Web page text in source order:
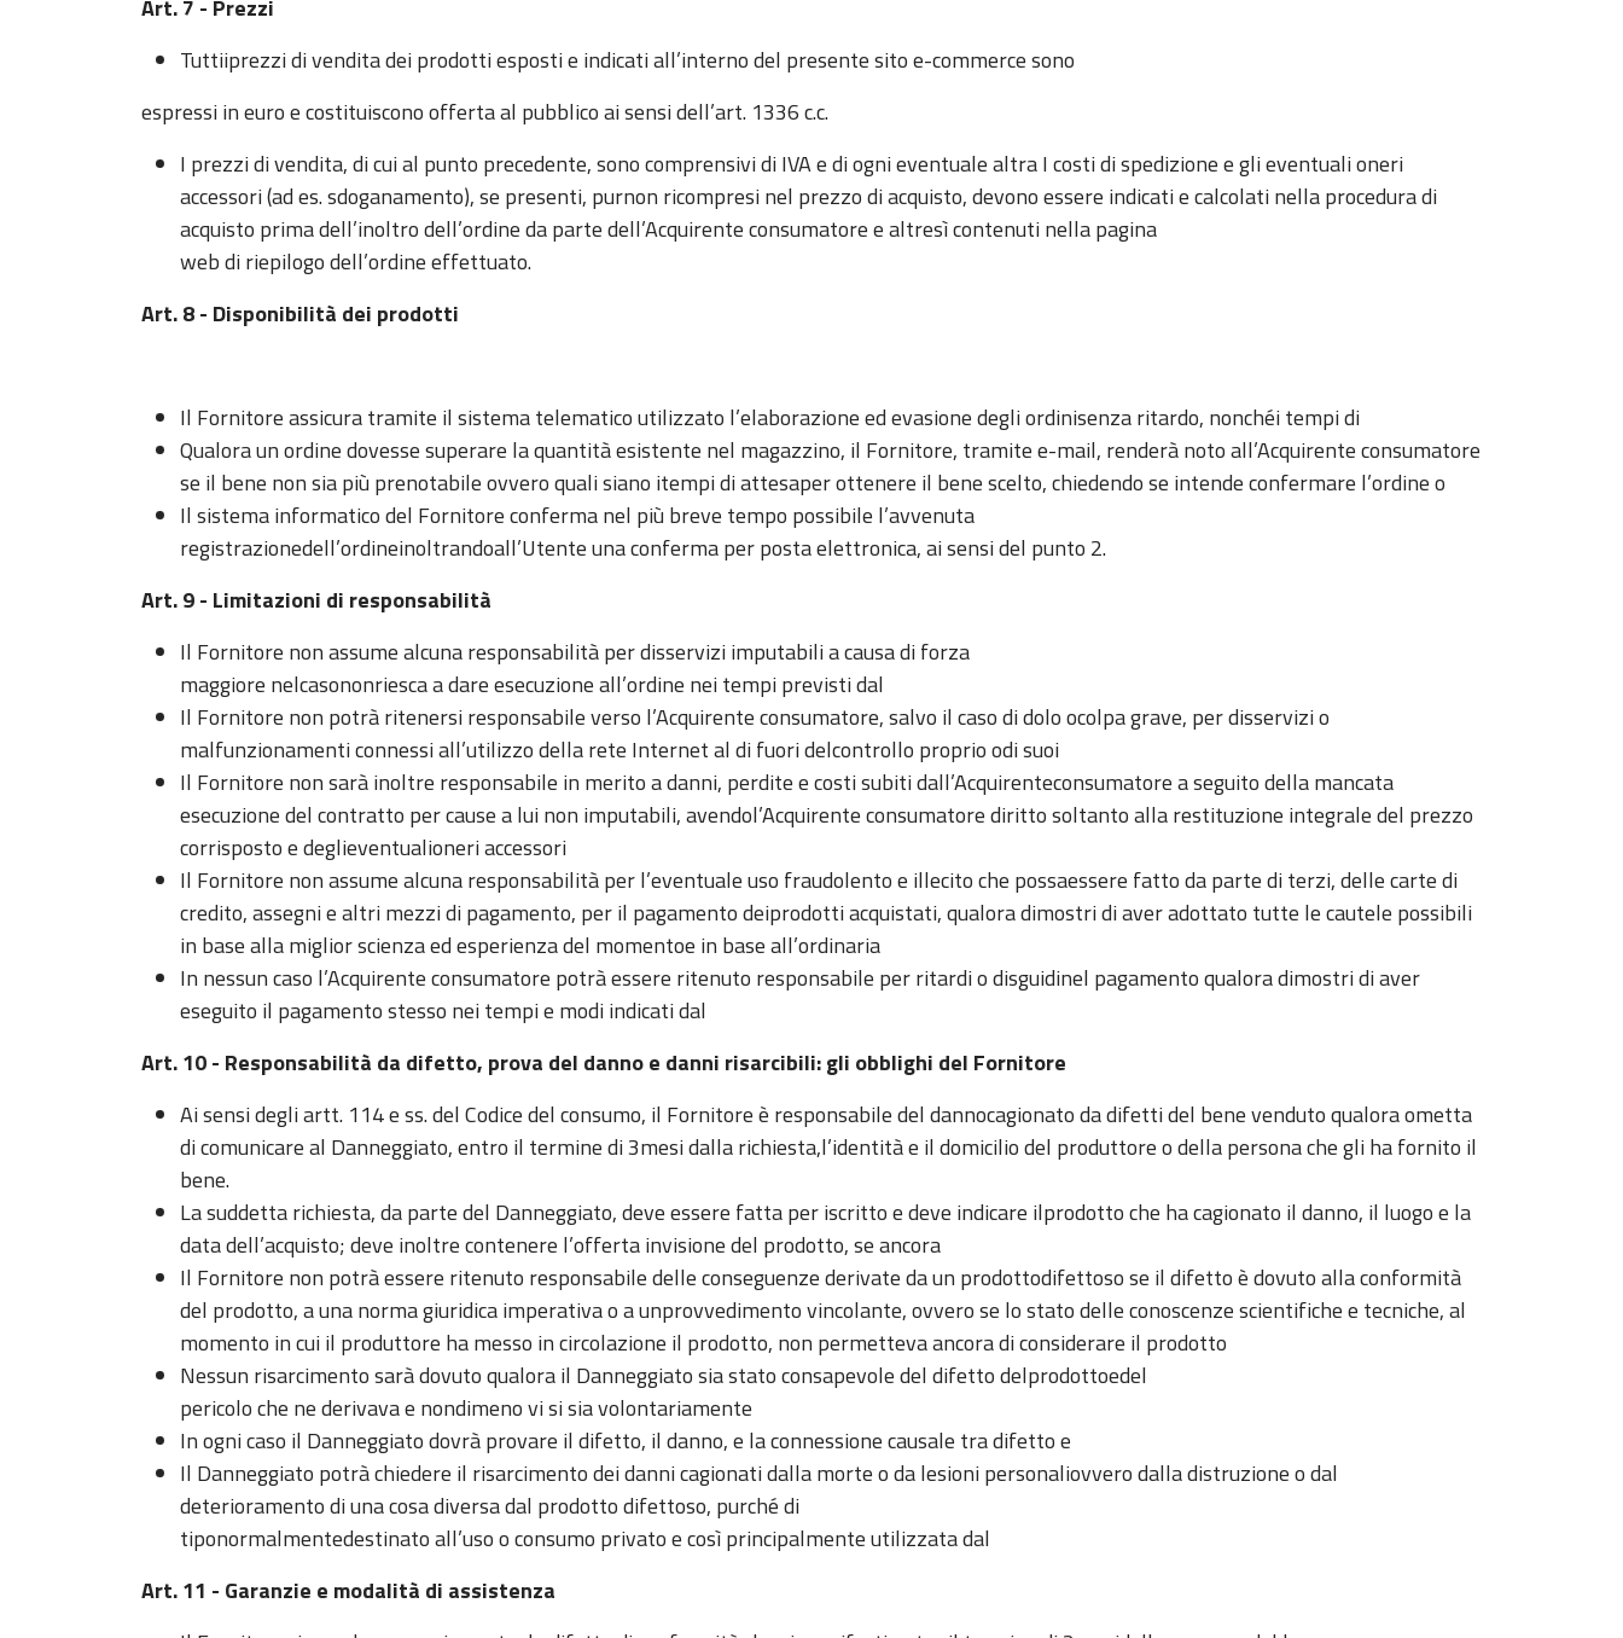
Art. 7 - Prezzi
Tuttiiprezzi di vendita dei prodotti esposti e indicati all’interno del presente sito e-commerce sono
espressi in euro e costituiscono offerta al pubblico ai sensi dell’art. 1336 c.c.
I prezzi di vendita, di cui al punto precedente, sono comprensivi di IVA e di ogni eventuale altra I costi di spedizione e gli eventuali oneri
accessori (ad es. sdoganamento), se presenti, purnon ricompresi nel prezzo di acquisto, devono essere indicati e calcolati nella procedura di
acquisto prima dell’inoltro dell’ordine da parte dell’Acquirente consumatore e altresì contenuti nella pagina
web di riepilogo dell’ordine effettuato.
Art. 8 - Disponibilità dei prodotti
Il Fornitore assicura tramite il sistema telematico utilizzato l’elaborazione ed evasione degli ordinisenza ritardo, nonchéi tempi di
Qualora un ordine dovesse superare la quantità esistente nel magazzino, il Fornitore, tramite e-mail, renderà noto all’Acquirente consumatore
se il bene non sia più prenotabile ovvero quali siano itempi di attesaper ottenere il bene scelto, chiedendo se intende confermare l’ordine o
Il sistema informatico del Fornitore conferma nel più breve tempo possibile l’avvenuta
registrazionedell’ordineinoltrandoall’Utente una conferma per posta elettronica, ai sensi del punto 2.
Art. 9 - Limitazioni di responsabilità
Il Fornitore non assume alcuna responsabilità per disservizi imputabili a causa di forza
maggiore nelcasononriesca a dare esecuzione all’ordine nei tempi previsti dal
Il Fornitore non potrà ritenersi responsabile verso l’Acquirente consumatore, salvo il caso di dolo ocolpa grave, per disservizi o
malfunzionamenti connessi all’utilizzo della rete Internet al di fuori delcontrollo proprio odi suoi
Il Fornitore non sarà inoltre responsabile in merito a danni, perdite e costi subiti dall’Acquirenteconsumatore a seguito della mancata
esecuzione del contratto per cause a lui non imputabili, avendol’Acquirente consumatore diritto soltanto alla restituzione integrale del prezzo
corrisposto e deglieventualioneri accessori
Il Fornitore non assume alcuna responsabilità per l’eventuale uso fraudolento e illecito che possaessere fatto da parte di terzi, delle carte di
credito, assegni e altri mezzi di pagamento, per il pagamento deiprodotti acquistati, qualora dimostri di aver adottato tutte le cautele possibili
in base alla miglior scienza ed esperienza del momentoe in base all’ordinaria
In nessun caso l’Acquirente consumatore potrà essere ritenuto responsabile per ritardi o disguidinel pagamento qualora dimostri di aver
eseguito il pagamento stesso nei tempi e modi indicati dal
Art. 10 - Responsabilità da difetto, prova del danno e danni risarcibili: gli obblighi del Fornitore
Ai sensi degli artt. 114 e ss. del Codice del consumo, il Fornitore è responsabile del dannocagionato da difetti del bene venduto qualora ometta
di comunicare al Danneggiato, entro il termine di 3mesi dalla richiesta,l’identità e il domicilio del produttore o della persona che gli ha fornito il
bene.
La suddetta richiesta, da parte del Danneggiato, deve essere fatta per iscritto e deve indicare ilprodotto che ha cagionato il danno, il luogo e la
data dell’acquisto; deve inoltre contenere l’offerta invisione del prodotto, se ancora
Il Fornitore non potrà essere ritenuto responsabile delle conseguenze derivate da un prodottodifettoso se il difetto è dovuto alla conformità
del prodotto, a una norma giuridica imperativa o a unprovvedimento vincolante, ovvero se lo stato delle conoscenze scientifiche e tecniche, al
momento in cui il produttore ha messo in circolazione il prodotto, non permetteva ancora di considerare il prodotto
Nessun risarcimento sarà dovuto qualora il Danneggiato sia stato consapevole del difetto delprodottoedel
pericolo che ne derivava e nondimeno vi si sia volontariamente
In ogni caso il Danneggiato dovrà provare il difetto, il danno, e la connessione causale tra difetto e
Il Danneggiato potrà chiedere il risarcimento dei danni cagionati dalla morte o da lesioni personaliovvero dalla distruzione o dal
deterioramento di una cosa diversa dal prodotto difettoso, purché di
tiponormalmentedestinato all’uso o consumo privato e così principalmente utilizzata dal
Art. 11 - Garanzie e modalità di assistenza